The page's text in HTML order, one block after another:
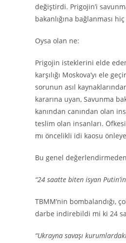
değiştirdi. Prigojin’i
bakanlığına bağlanması
Oysa olan ne:
Prigojin isteklerini elde
karşılığı Moskova’yı ele
sorunun asıl
kararına uyan, Savunma
kanından canından olan
teslim olan insanları.
mı öncelikli idi kaosu
Bu genel
“24 saatte biten isyan
TBMM’nin bombalandığı,
darbe indirebildi mi ki 24
“Ukrayna savaşı